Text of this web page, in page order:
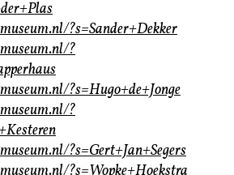
?s=Sander+Dekker
?
?s=Hugo+de+Jonge
?
?s=Gert+Jan+Segers